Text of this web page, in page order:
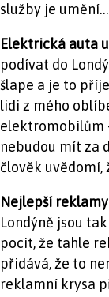
služby je umění…
Elektrická auta
podívat do
šlape a je to
lidi z mého
elektromobilům
nebudou mít za
člověk uvědomí,
Nejlepší
Londýně jsou
pocit, že tahle
přidává, že to
reklamní krysa